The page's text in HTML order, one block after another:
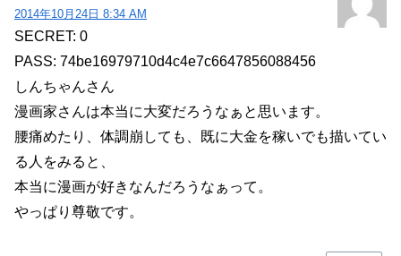
2014年10月24日 8:34 AM
SECRET: 0
PASS: 74be16979710d4c4e7c6647856088456
しんちゃんさん
漫画家さんは本当に大変だろうなぁと思います。
腰痛めたり、体調崩しても、既に大金を稼いでも描いてい
る人をみると、
本当に漫画が好きなんだろうなぁって。
やっぱり尊敬です。